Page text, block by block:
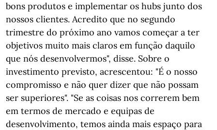
bons produtos e implementar os hubs junto dos
nossos clientes. Acredito que no segundo
trimestre do próximo ano vamos começar a ter
objetivos muito mais claros em função daquilo
que nós desenvolvermos", disse. Sobre o
investimento previsto, acrescentou: "É o nosso
compromisso e não quer dizer que não possam
ser superiores". "Se as coisas nos correrem bem
em termos de mercado e equipas de
desenvolvimento, temos ainda mais espaço para